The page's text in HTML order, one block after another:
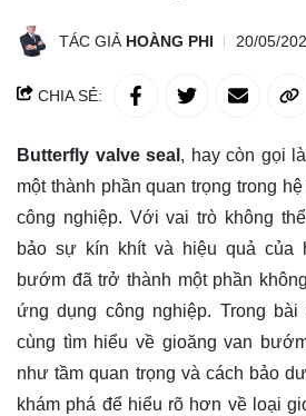
TÁC GIẢ HOÀNG PHI 20/05/
CHIA SẺ:
Butterfly valve seal , hay còn gọi
một thành phần quan trọng trong
công nghiệp. Với vai trò không
bảo sự kín khít và hiệu quả của
bướm đã trở thành một phần
ứng dụng công nghiệp. Trong
cùng tìm hiểu về gioăng van
như tầm quan trọng và cách bảo
khám phá để hiểu rõ hơn về loại